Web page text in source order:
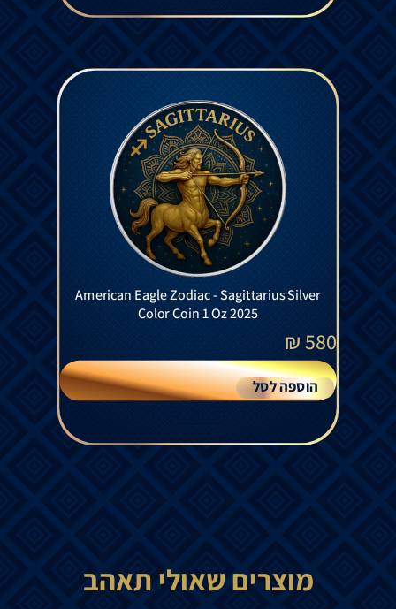
American Eagle Zodiac - Sagittarius Silver
Color Coin 1 Oz 2025
580
₪
הוספה לסל
מוצרים שאולי תאהב